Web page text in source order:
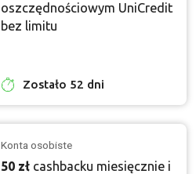
oszczędnościowym UniCredit
bez limitu
Zostało 52 dni
Konta osobiste
50 zł cashbacku miesięcznie i